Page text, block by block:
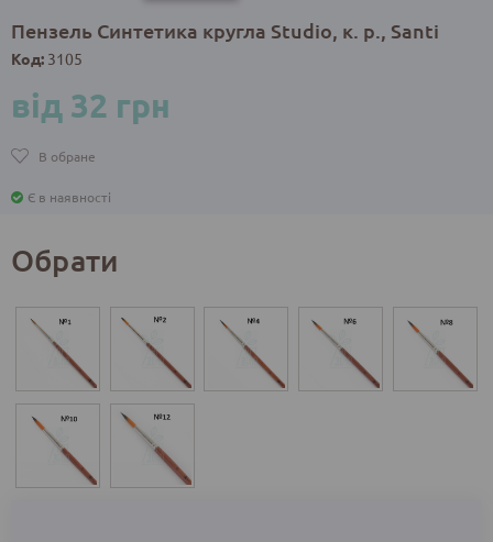
Пензель Синтетика кругла Studio, к. р., Santi
Код: 3105
від 32 грн
В обране
Є в наявності
Обрати